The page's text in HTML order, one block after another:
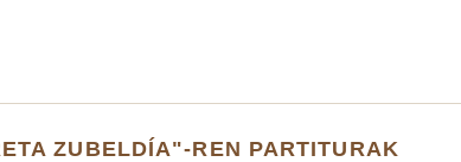
ZUBELDÍA"-REN PARTITURAK